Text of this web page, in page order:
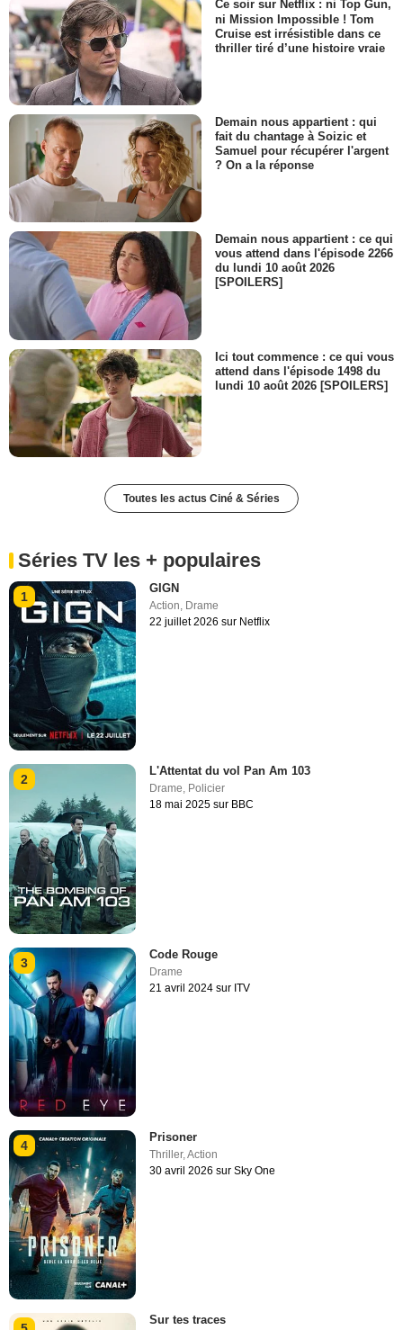
Ce soir sur Netflix : ni Top Gun,
ni Mission Impossible ! Tom
Cruise est irrésistible dans ce
thriller tiré d’une histoire vraie
Demain nous appartient : qui
fait du chantage à Soizic et
Samuel pour récupérer l'argent
? On a la réponse
Demain nous appartient : ce qui
vous attend dans l'épisode 2266
du lundi 10 août 2026
[SPOILERS]
Ici tout commence : ce qui vous
attend dans l'épisode 1498 du
lundi 10 août 2026 [SPOILERS]
Toutes les actus Ciné & Séries
Séries TV les + populaires
1
GIGN
Action, Drame
22 juillet 2026 sur Netflix
2
L'Attentat du vol Pan Am 103
Drame, Policier
18 mai 2025 sur BBC
3
Code Rouge
Drame
21 avril 2024 sur ITV
4
Prisoner
Thriller,Action
30 avril 2026 sur Sky One
Sur tes traces